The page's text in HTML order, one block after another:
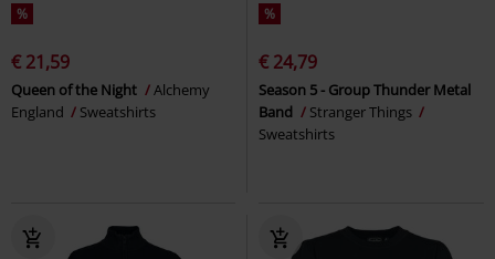
%
€ 21,59
Queen of the Night
Alchemy
England
Sweatshirts
%
€ 24,79
Season 5 - Group Thunder Metal
Band
Stranger Things
Sweatshirts